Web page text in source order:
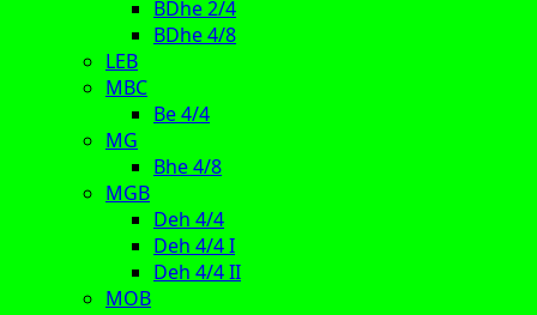
BDhe 2/4
BDhe 4/8
LEB
MBC
Be 4/4
MG
Bhe 4/8
MGB
Deh 4/4
Deh 4/4 I
Deh 4/4 II
MOB